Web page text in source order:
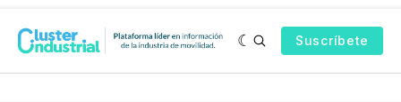
Suscríbete